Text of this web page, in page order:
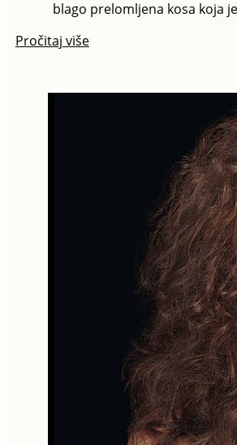
blago prelomljena kosa koja
Pročitaj više